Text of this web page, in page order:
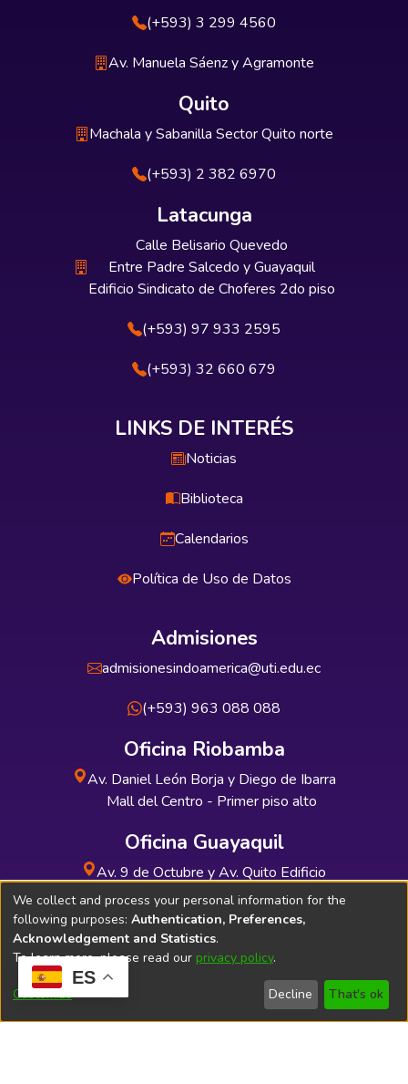
ES
(+593) 3 299 4560
Av. Manuela Sáenz y Agramonte
Quito
Machala y Sabanilla Sector Quito norte
(+593) 2 382 6970
Latacunga
Calle Belisario Quevedo
Entre Padre Salcedo y Guayaquil
Edificio Sindicato de Choferes 2do piso
(+593) 97 933 2595
(+593) 32 660 679
LINKS DE INTERÉS
Noticias
Biblioteca
Calendarios
Política de Uso de Datos
Admisiones
admisionesindoamerica@uti.edu.ec
(+593) 963 088 088
Oficina Riobamba
Av. Daniel León Borja y Diego de Ibarra
Mall del Centro - Primer piso alto
Oficina Guayaquil
Av. 9 de Octubre y Av. Quito Edificio
INDUAUTO - Planta baja
Soporte Técnico Bibliolatino.com
We collect and process your personal information for the
following purposes: Authentication, Preferences,
Acknowledgement and Statistics.
To learn more, please read our privacy policy.
Customize Decline That's ok